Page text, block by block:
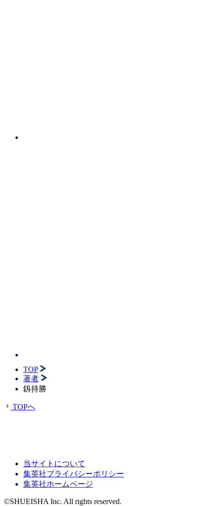
TOP
著者
釼持勝
TOPへ
当サイトについて
集英社プライバシーポリシー
集英社ホームページ
©SHUEISHA Inc. All rights reserved.